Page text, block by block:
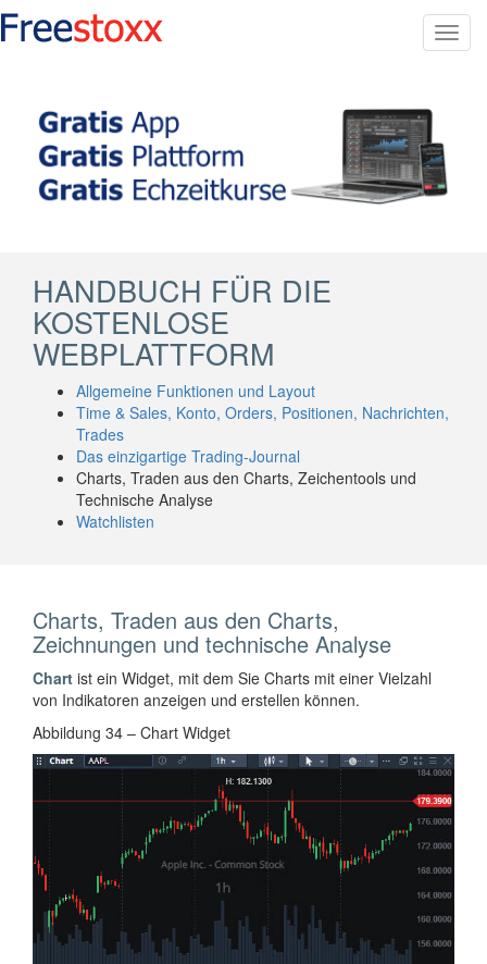
HANDBUCH FÜR DIE
KOSTENLOSE
WEBPLATTFORM
Allgemeine Funktionen und Layout
Time & Sales, Konto, Orders, Positionen, Nachrichten,
Trades
Das einzigartige Trading-Journal
Charts, Traden aus den Charts, Zeichentools und
Technische Analyse
Watchlisten
Charts, Traden aus den Charts,
Zeichnungen und technische Analyse
Chart ist ein Widget, mit dem Sie Charts mit einer Vielzahl
von Indikatoren anzeigen und erstellen können.
Abbildung 34 – Chart Widget